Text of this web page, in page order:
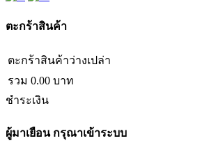
ตะกร้าสินค้า
ตะกร้าสินค้าว่างเปล่า
รวม 0.00 บาท
ชำระเงิน
ผู้มาเยือนกรุณาเข้าระบบ